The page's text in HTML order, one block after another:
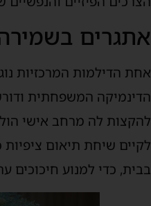
אתגרים
אחת הדילמות המרכזיות
הדינמיקה המשפחתית
להקצות לה מרחב אישי
לקיים שיחת תיאום
בבית, כדי למנוע חיכוכים